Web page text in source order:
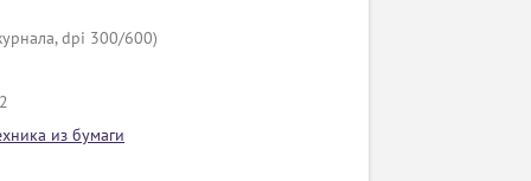
dpi 300/600)
из бумаги